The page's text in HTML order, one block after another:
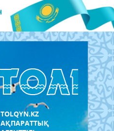
TOLQYN.KZ
АҚПАРАТТЫҚ